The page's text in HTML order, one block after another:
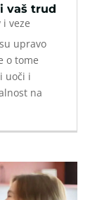
vaš trud
i veze
upravo
o tome
uoči i
na